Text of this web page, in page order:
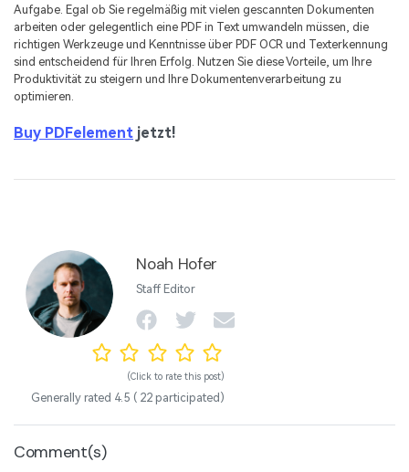
Aufgabe. Egal ob Sie regelmäßig mit vielen gescannten Dokumenten
arbeiten oder gelegentlich eine PDF in Text umwandeln müssen, die
richtigen Werkzeuge und Kenntnisse über PDF OCR und Texterkennung
sind entscheidend für Ihren Erfolg. Nutzen Sie diese Vorteile, um Ihre
Produktivität zu steigern und Ihre Dokumentenverarbeitung zu
optimieren.
Buy PDFelement jetzt!
Noah Hofer
Staff Editor
(Click to rate this post)
Generally rated 4.5 ( 22 participated)
Comment(s)